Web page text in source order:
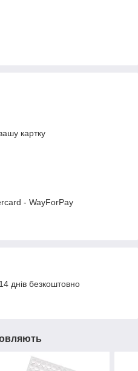
картку
- WayForPay
днів безкоштовно